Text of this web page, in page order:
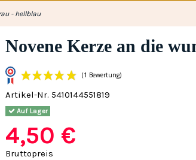
- hellblau
Novene Kerze an die
Artikel-Nr. 5410144551819
Auf Lager
4,50 €
Bruttopreis